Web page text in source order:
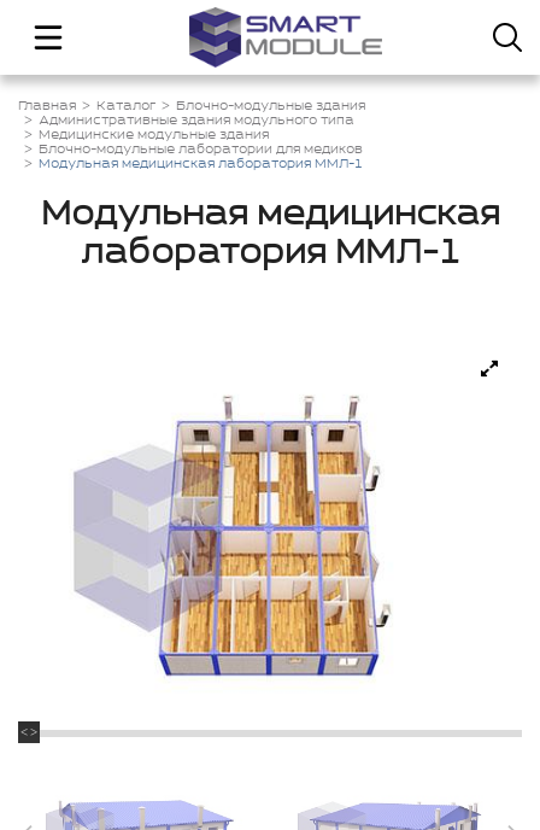
Главная Каталог
Блочно-модульные здания
Административные здания модульного типа
Медицинские модульные здания
Блочно-модульные лаборатории для медиков
Модульная медицинская лаборатория ММЛ-1
Модульная медицинская
лаборатория ММЛ-1